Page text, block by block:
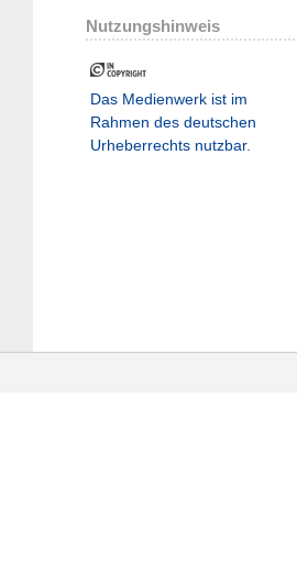
Nutzungshinweis
Das Medienwerk ist im
Rahmen des deutschen
Urheberrechts nutzbar.